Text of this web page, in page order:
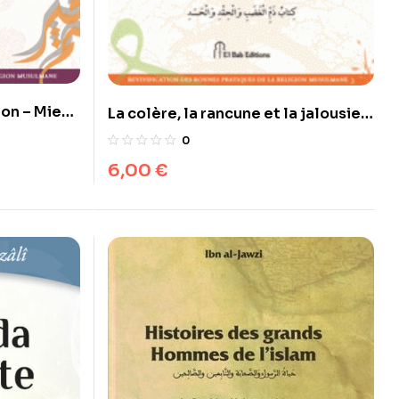
– Mieux
La colère, la rancune et la jalousie :
comment les vaincre par l’exercice
0
6,00 €